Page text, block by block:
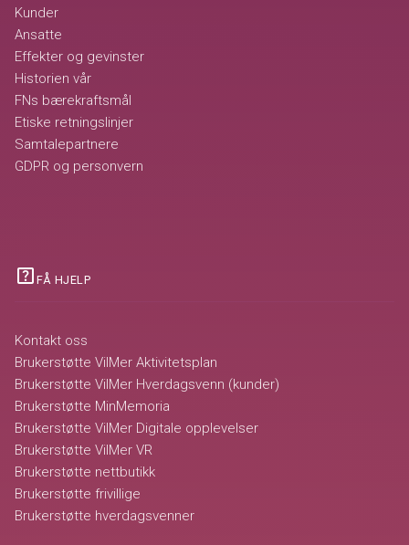
Kunder
Ansatte
Effekter og gevinster
Historien vår
FNs bærekraftsmål
Etiske retningslinjer
Samtalepartnere
GDPR og personvern
help_center FÅ HJELP
Kontakt oss
Brukerstøtte VilMer Aktivitetsplan
Brukerstøtte VilMer Hverdagsvenn (kunder)
Brukerstøtte MinMemoria
Brukerstøtte VilMer Digitale opplevelser
Brukerstøtte VilMer VR
Brukerstøtte nettbutikk
Brukerstøtte frivillige
Brukerstøtte hverdagsvenner